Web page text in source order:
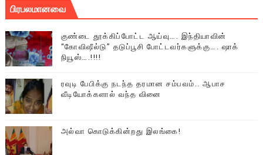
பிரபலமானவை
குண்டை தூக்கிப்போட்ட ஆய்வு…. இந்தியாவின்
“கோவிஷீல்டு” தடுப்பூசி போட்டவர்களுக்கு…. ஷாக்
நியூஸ்….!!!!
ரவுடி பேபிக்கு நடந்த தரமான சம்பவம்.. ஆபாச
வீடியோக்களால் வந்த வினை
அல்வா கொடுக்கின்றது இலங்கை!